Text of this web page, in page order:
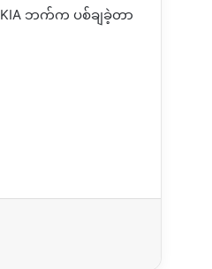
KIA ဘက်က ပစ်ချခဲ့တာ